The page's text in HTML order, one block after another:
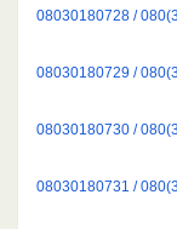
08030180728 /
08030180729 /
08030180730 /
08030180731 /